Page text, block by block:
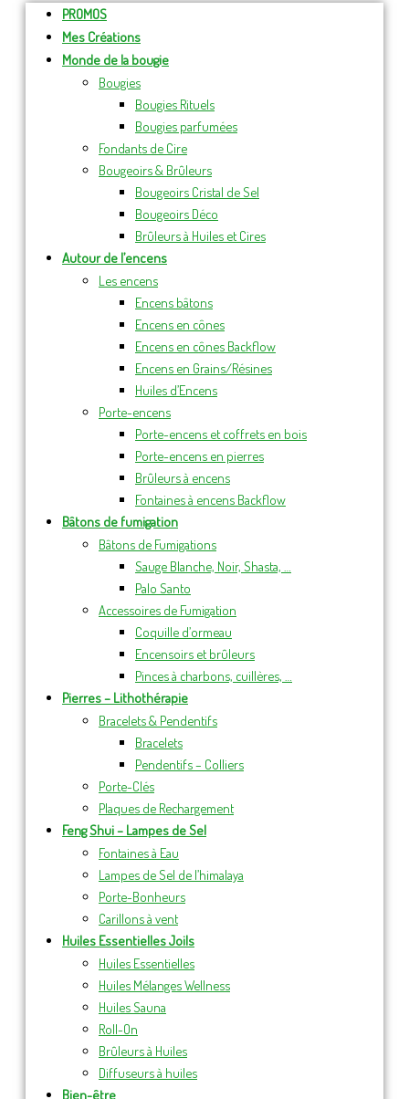
PROMOS
Mes Créations
Monde de la bougie
Bougies
Bougies Rituels
Bougies parfumées
Fondants de Cire
Bougeoirs & Brûleurs
Bougeoirs Cristal de Sel
Bougeoirs Déco
Brûleurs à Huiles et Cires
Autour de l’encens
Les encens
Encens bâtons
Encens en cônes
Encens en cônes Backflow
Encens en Grains/Résines
Huiles d’Encens
Porte-encens
Porte-encens et coffrets en bois
Porte-encens en pierres
Brûleurs à encens
Fontaines à encens Backflow
Bâtons de fumigation
Bâtons de Fumigations
Sauge Blanche, Noir, Shasta, …
Palo Santo
Accessoires de Fumigation
Coquille d’ormeau
Encensoirs et brûleurs
Pinces à charbons, cuillères, …
Pierres – Lithothérapie
Bracelets & Pendentifs
Bracelets
Pendentifs – Colliers
Porte-Clés
Plaques de Rechargement
Feng Shui – Lampes de Sel
Fontaines à Eau
Lampes de Sel de l’himalaya
Porte-Bonheurs
Carillons à vent
Huiles Essentielles Joils
Huiles Essentielles
Huiles Mélanges Wellness
Huiles Sauna
Roll-On
Brûleurs à Huiles
Diffuseurs à huiles
Bien-être